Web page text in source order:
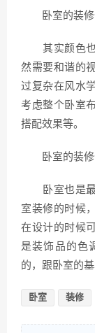
卧室的装修
其实颜色也
然需要和谐的
过复杂在风水
考虑整个卧室
搭配效果等。
卧室的装修
卧室也是最
室装修的时候
在设计的时候
是装饰品的色
的，跟卧室的
卧室 装修